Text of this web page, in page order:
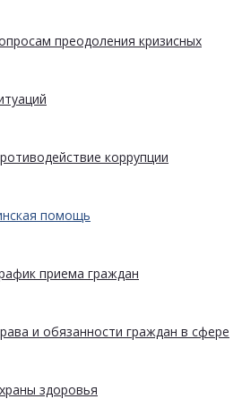
преодоления кризисных
коррупции
помощь
приема граждан
и обязанности граждан в сфере
здоровья